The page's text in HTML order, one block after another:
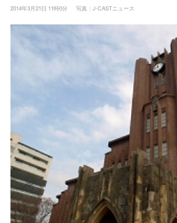
2014年3月21日 11時0分
写真：J-CASTニュース